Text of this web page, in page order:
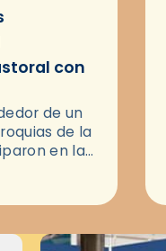
con
de un
de la
en las
por el